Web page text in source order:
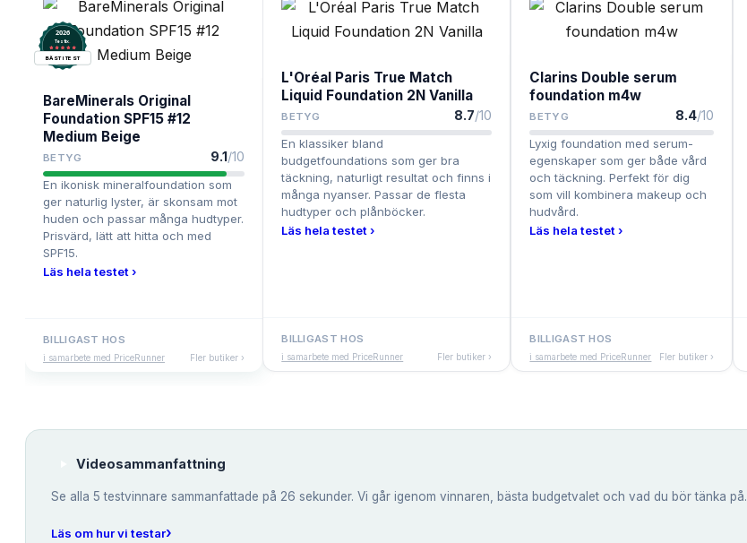
2026
Testix.
BÄST I TEST
BareMinerals Original
Foundation SPF15 #12
Medium Beige
BETYG 9.1/10
En ikonisk mineralfoundation som
ger naturlig lyster, är skonsam mot
huden och passar många hudtyper.
Prisvärd, lätt att hitta och med
SPF15.
Läs hela testet ›
BILLIGAST HOS
i samarbete med PriceRunner Fler butiker ›
L'Oréal Paris True Match
Liquid Foundation 2N Vanilla
BETYG 8.7/10
En klassiker bland
budgetfoundations som ger bra
täckning, naturligt resultat och finns i
många nyanser. Passar de flesta
hudtyper och plånböcker.
Läs hela testet ›
BILLIGAST HOS
i samarbete med PriceRunner Fler butiker ›
Clarins Double serum
foundation m4w
BETYG 8.4/10
Lyxig foundation med serum-
egenskaper som ger både vård
och täckning. Perfekt för dig
som vill kombinera makeup och
hudvård.
Läs hela testet ›
BILLIGAST HOS
i samarbete med PriceRunner Fler butiker ›
Videosammanfattning
Se alla 5 testvinnare sammanfattade på 26 sekunder. Vi går igenom vinnaren, bästa budgetvalet och vad du bör tänka på.
Läs om hur vi testar›